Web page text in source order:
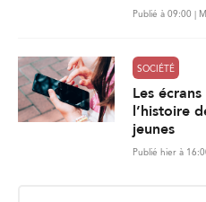
Publié à 09:00 |
SOCIÉTÉ
Les
l’histoire
jeunes
Publié hier à